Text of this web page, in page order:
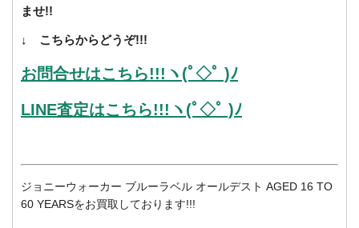
ませ!!
↓ こちらからどうぞ!!!
お問合せはこちら!!!ヽ(ﾟ◇ﾟ )ﾉ
LINE査定はこちら!!!ヽ(ﾟ◇ﾟ )ﾉ
ジョニーウォーカー ブルーラベル オールデスト AGED 16 TO
60 YEARSをお買取しております!!!